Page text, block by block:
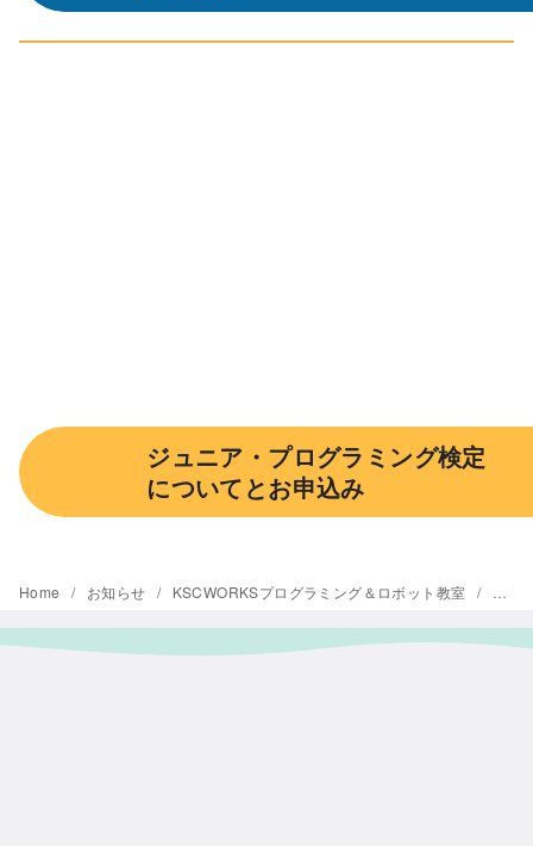
ジュニア・プログラミング検定
についてとお申込み
Home お知らせ KSCWORKSプログラミング＆ロボット教室